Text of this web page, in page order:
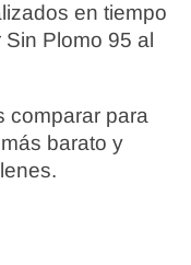
en tiempo
Plomo 95 al
comparar para
barato y